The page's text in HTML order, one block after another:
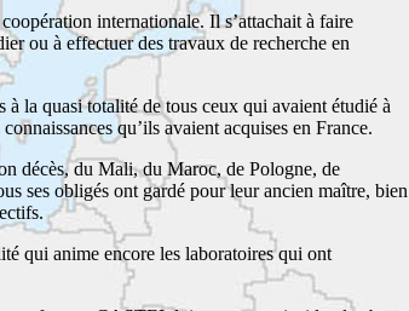
internationale. Il s’attachait à faire
ou à effectuer des travaux de recherche en
la quasi totalité de tous ceux qui avaient étudié à
qu’ils avaient acquises en France.
décès, du Mali, du Maroc, de Pologne, de
ses obligés ont gardé pour leur ancien maître, bien
qui anime encore les laboratoires qui ont